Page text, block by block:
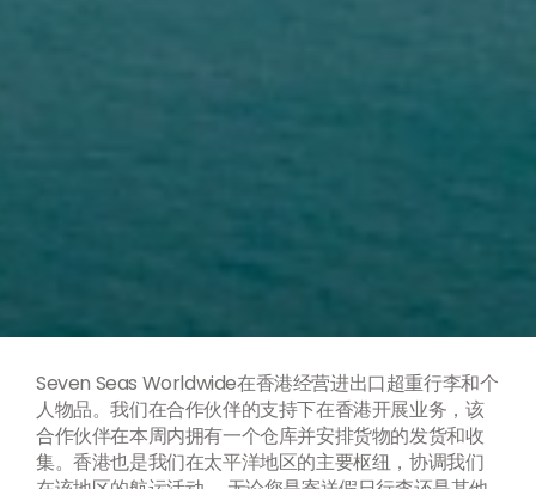
Seven Seas Worldwide在香港经营进出口超重行李和个
人物品。我们在合作伙伴的支持下在香港开展业务，该
合作伙伴在本周内拥有一个仓库并安排货物的发货和收
集。香港也是我们在太平洋地区的主要枢纽，协调我们